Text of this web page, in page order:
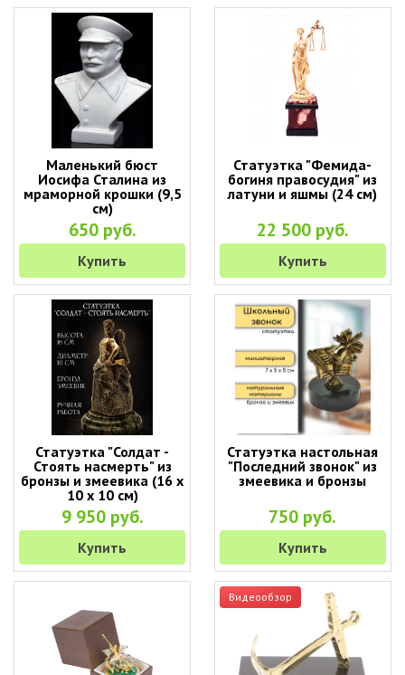
Маленький бюст
Иосифа Сталина из
мраморной крошки (9,5
см)
650 руб.
Купить
Статуэтка "Фемида-
богиня правосудия" из
латуни и яшмы (24 см)
22 500 руб.
Купить
Статуэтка "Солдат -
Стоять насмерть" из
бронзы и змеевика (16 х
10 х 10 см)
9 950 руб.
Купить
Статуэтка настольная
"Последний звонок" из
змеевика и бронзы
750 руб.
Купить
Видеообзор